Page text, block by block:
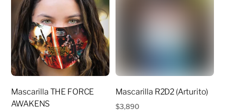
Mascarilla THE FORCE
AWAKENS
Mascarilla R2D2 (Arturito)
$3,890